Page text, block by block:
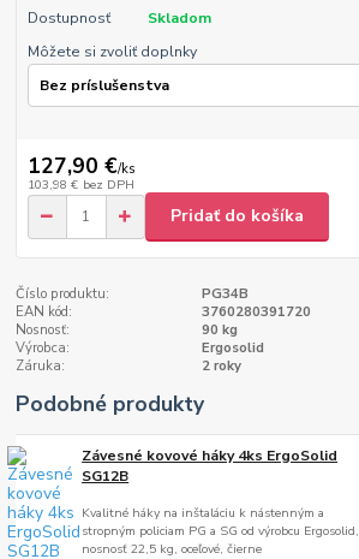
Dostupnosť
Skladom
Môžete si zvoliť doplnky
127,90 €/ks
103,98 € bez DPH
Pridať do košíka
Číslo produktu:
PG34B
EAN kód:
3760280391720
Nosnosť:
90 kg
Výrobca:
Ergosolid
Záruka:
2 roky
Podobné produkty
Závesné kovové háky 4ks ErgoSolid
SG12B
Kvalitné háky na inštaláciu k nástenným a
stropným policiam PG a SG od výrobcu Ergosolid,
nosnosť 22,5 kg, oceľové, čierne